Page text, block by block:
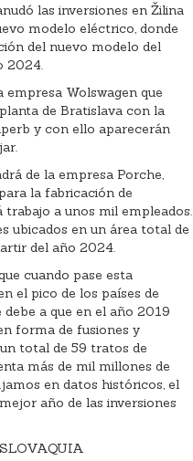
las inversiones en Žilina
modelo eléctrico, donde
del nuevo modelo del
2024.
Wolswagen que
de Bratislava con la
y con ello aparecerán
de la empresa Porche,
la fabricación de
a unos mil empleados.
ubicados en un área total de
del año 2024.
cuando pase esta
el pico de los países de
a que en el año 2019
forma de fusiones y
total de 59 tratos de
más de mil millones de
en datos históricos, el
año de las inversiones